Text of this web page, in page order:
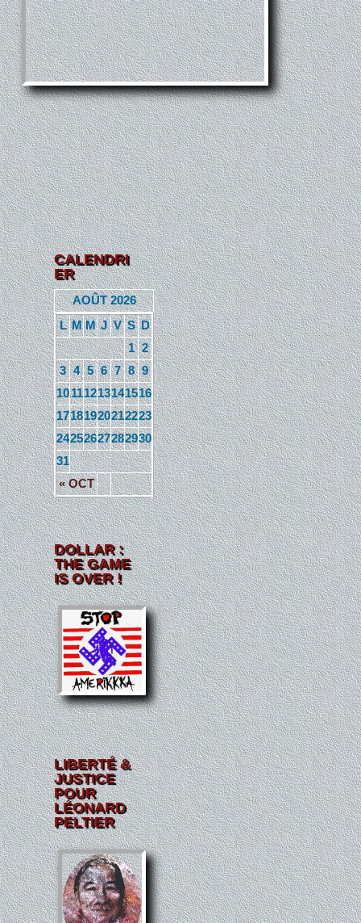
CALENDRI
ER
AOÛT 2026
L M M J V S D
« OCT
1 2
3 4 5 6 7 8 9
10111213141516
17181920212223
24252627282930
31
DOLLAR :
THE GAME
IS OVER !
LIBERTÉ &
JUSTICE
POUR
LÉONARD
PELTIER